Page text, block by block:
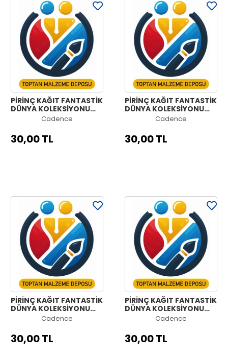
PİRİNÇ KAĞIT FANTASTİK
DÜNYA KOLEKSİYONU
MODEL 1250 30X42
Cadence
30,00 TL
PİRİNÇ KAĞIT FANTASTİK
DÜNYA KOLEKSİYONU
MODEL 1249 30X42
Cadence
30,00 TL
PİRİNÇ KAĞIT FANTASTİK
DÜNYA KOLEKSİYONU
MODEL 1248 30X42
Cadence
30,00 TL
PİRİNÇ KAĞIT FANTASTİK
DÜNYA KOLEKSİYONU
MODEL 1247 30X42
Cadence
30,00 TL